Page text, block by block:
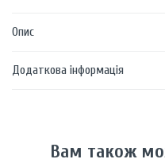
Опис
Додаткова інформація
Вам також